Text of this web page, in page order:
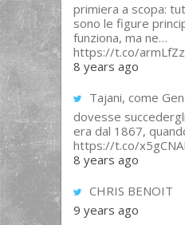
primiera a scopa:
sono le figure
funziona, ma ne…
https://t.co/
8 years ago
Tajani, come
dovesse
era dal 1867,
https://t.co/
8 years ago
CHRIS BENOIT
9 years ago